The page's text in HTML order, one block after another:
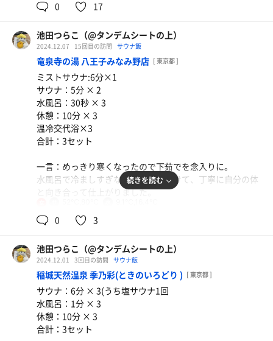
優しい醤油ラーメン。
豚バラと茄子のカレーうどん
オロポを添えて。 やっぱり無茶うま。
ゆっくり温まってから食べる焼肉が本当に最高でーす！
ボディータオルも洗顔も、軽石も歯ブラシもあって、至れ
り尽くせりで、本当に大好き施設なので、年一は必ず来な
きゃな施設です。
ありがとうございました。
0 17
池田つらこ（@タンデムシートの上）
2024.12.07 15回目の訪問 サウナ飯
竜泉寺の湯 八王子みなみ野店 [ 東京都 ]
ミストサウナ:6分×1
サウナ：5分 × 2
水風呂：30秒 × 3
休憩：10分 × 3
温冷交代浴×3
合計：3セット
一言：めっきり寒くなったので下茹でを念入りに。
水風呂で冷ましすぎないよう気をつけて、丁寧に自分の体
と向き合って仕上がりました。
続きを読む
0 3
池田つらこ（@タンデムシートの上）
2024.12.01 3回目の訪問 サウナ飯
稲城天然温泉 季乃彩(ときのいろどり ) [ 東京都 ]
サウナ：6分 × 3(うち塩サウナ1回
水風呂：1分 × 3
休憩：10分 × 3
合計：3セット